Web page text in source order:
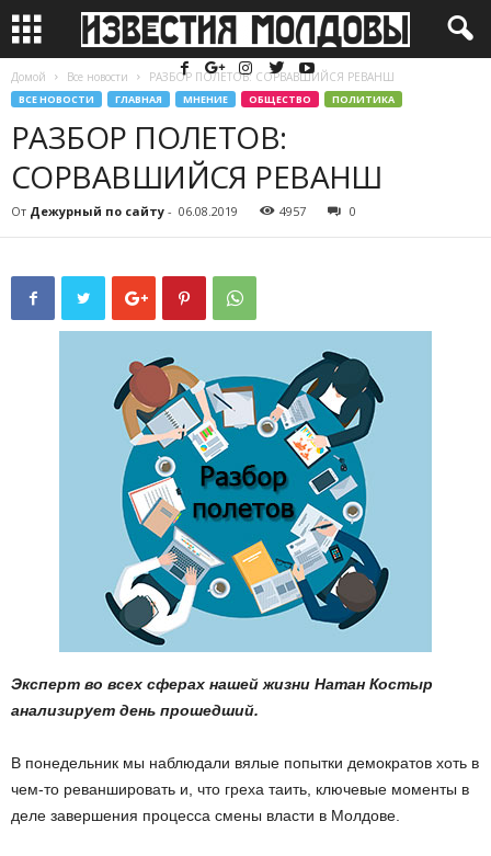
Домой Все новости РАЗБОР ПОЛЕТОВ: СОРВАВШИЙСЯ РЕВАНШ
ВСЕ НОВОСТИ ГЛАВНАЯ МНЕНИЕ ОБЩЕСТВО ПОЛИТИКА
РАЗБОР ПОЛЕТОВ:
СОРВАВШИЙСЯ РЕВАНШ
От Дежурный по сайту - 06.08.2019 4957 0
Эксперт во всех сферах нашей жизни Натан Костыр
анализирует день прошедший.
В понедельник мы наблюдали вялые попытки демократов хоть в
чем-то реваншировать и, что греха таить, ключевые моменты в
деле завершения процесса смены власти в Молдове.